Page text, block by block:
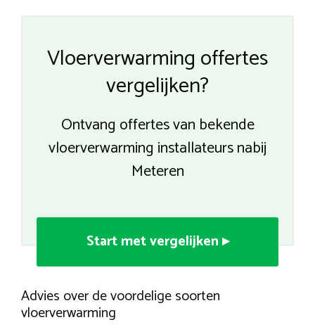
Vloerverwarming offertes
vergelijken?
Ontvang offertes van bekende
vloerverwarming installateurs nabij
Meteren
Start met vergelijken ▸
Advies over de voordelige soorten
vloerverwarming